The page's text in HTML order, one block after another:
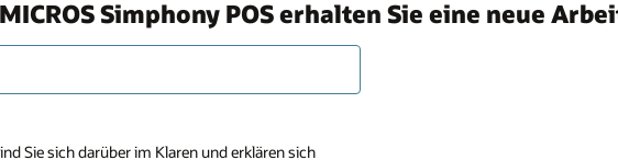
Simphony POS erhalten Sie eine neue
Sie sich darüber im Klaren und erklären sich